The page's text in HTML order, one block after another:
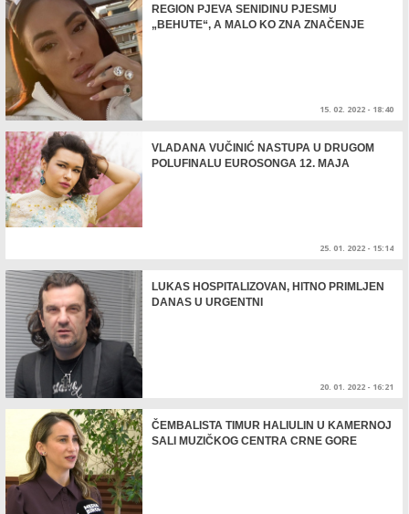
REGION PJEVA SENIDINU PJESMU
„BEHUTE“, A MALO KO ZNA ZNAČENJE
15. 02. 2022 - 18:40
VLADANA VUČINIĆ NASTUPA U DRUGOM
POLUFINALU EUROSONGA 12. MAJA
25. 01. 2022 - 15:14
LUKAS HOSPITALIZOVAN, HITNO PRIMLJEN
DANAS U URGENTNI
20. 01. 2022 - 16:21
ČEMBALISTA TIMUR HALIULIN U KAMERNOJ
SALI MUZIČKOG CENTRA CRNE GORE